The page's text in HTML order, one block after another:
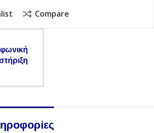
Compare